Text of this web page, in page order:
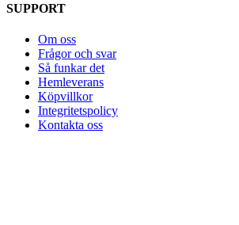
SUPPORT
Om oss
Frågor och svar
Så funkar det
Hemleverans
Köpvillkor
Integritetspolicy
Kontakta oss